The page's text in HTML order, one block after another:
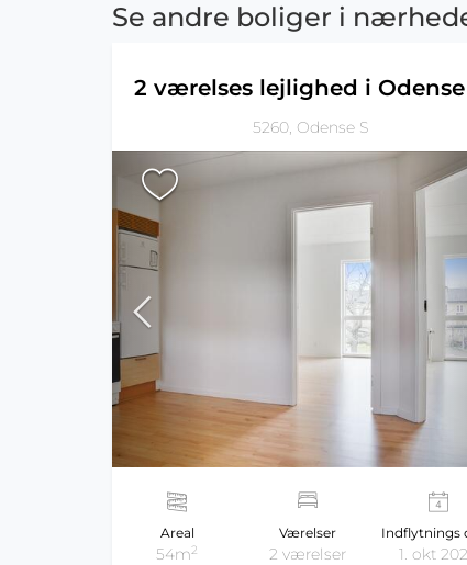
Se andre boliger i
2 værelses lejlighed i Odense
5260, Odense S
Areal
54m2
Værelser
2 værelser
Indflytnings
1. okt